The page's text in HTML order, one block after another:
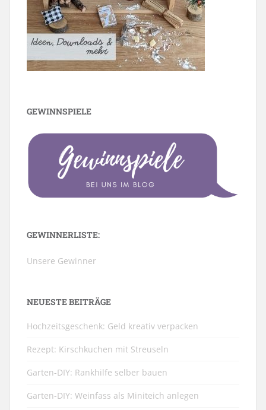
GEWINNSPIELE
GEWINNERLISTE:
Unsere Gewinner
NEUESTE BEITRÄGE
Hochzeitsgeschenk: Geld kreativ verpacken
Rezept: Kirschkuchen mit Streuseln
Garten-DIY: Rankhilfe selber bauen
Garten-DIY: Weinfass als Miniteich anlegen